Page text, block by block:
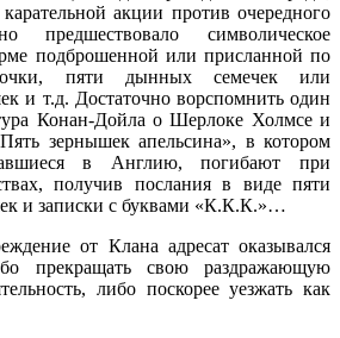
карательной акции против очередного
предшествовало символическое
подброшенной или присланной по
пяти дынных семечек или
и т.д. Достаточно ворспомнить один
Конан-Дойла о Шерлоке Холмсе и
зернышек апельсина», в котором
в Англию, погибают при
получив послания в виде пяти
и записки с буквами «К.К.К.»…
от Клана адресат оказывался
прекращать свою раздражающую
либо поскорее уезжать как